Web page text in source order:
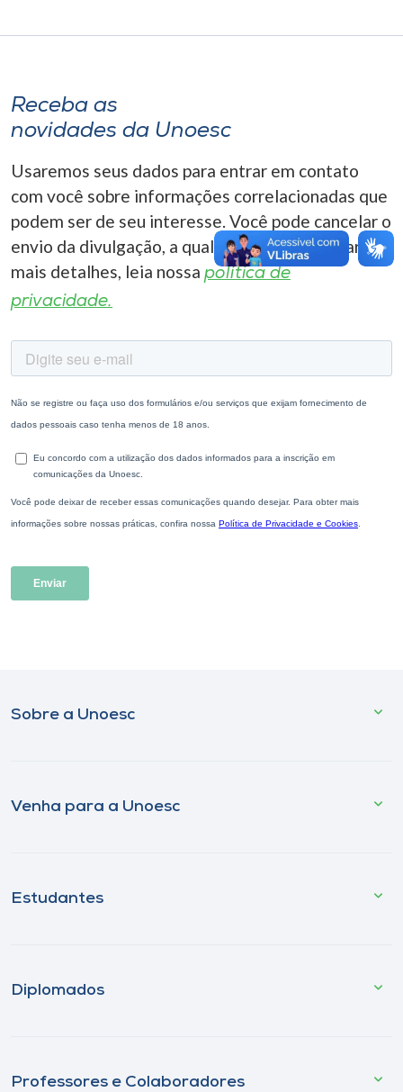
A+
Receba as
novidades da Unoesc
Usaremos seus dados para entrar em contato
com você sobre informações correlacionadas que
podem ser de seu interesse. Você pode cancelar o
envio da divulgação, a qualquer momento. Para
mais detalhes, leia nossa política de
privacidade.
Sobre a Unoesc
Venha para a Unoesc
Estudantes
Diplomados
Professores e Colaboradores